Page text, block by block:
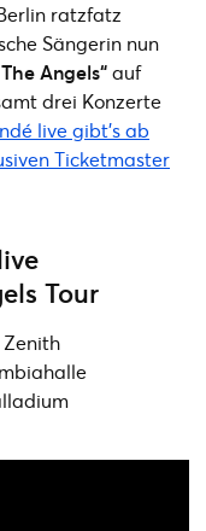
ratzfatz
Sängerin nun
Angels“auf
drei Konzerte
live gibt’s ab
Ticketmaster
Tour
Zenith